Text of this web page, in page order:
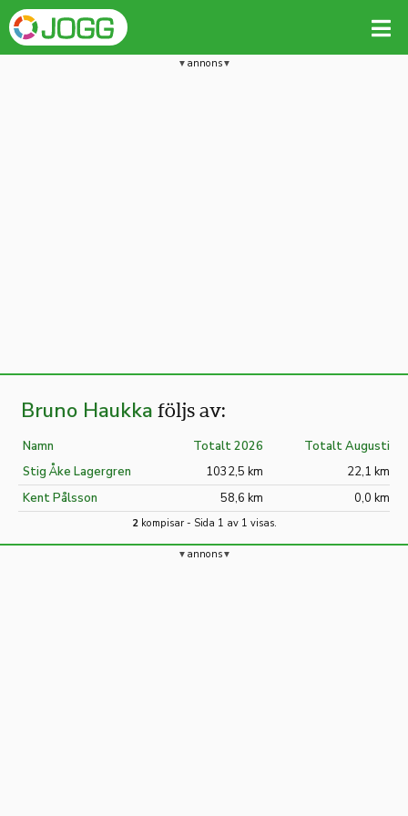
annons
Bruno Haukka följs av:
Namn Totalt 2026 Totalt Augusti
2kompisar - Sida 1 av 1 visas.
Stig Åke Lagergren 1032,5 km
22,1 km
Kent Pålsson
58,6 km 0,0 km
annons